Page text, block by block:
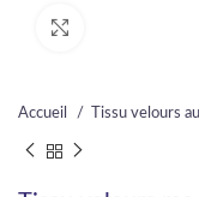
Accueil Tissu velours